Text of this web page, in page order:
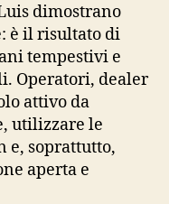
dimostrano
è il risultato di
tempestivi e
Operatori, dealer
attivo da
utilizzare le
e, soprattutto,
aperta e